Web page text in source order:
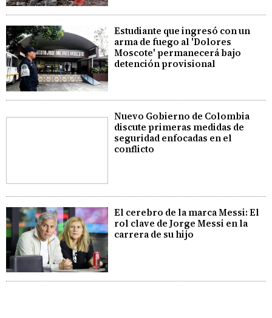
Estudiante que ingresó con un
arma de fuego al 'Dolores
Moscote' permanecerá bajo
detención provisional
Nuevo Gobierno de Colombia
discute primeras medidas de
seguridad enfocadas en el
conflicto
El cerebro de la marca Messi: El
rol clave de Jorge Messi en la
carrera de su hijo